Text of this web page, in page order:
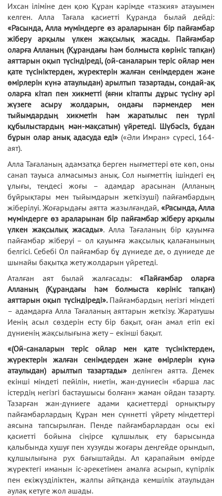
Ихсан іліміне ден қою Құран кәрімде «тазкия» атауымен
келген. Алла Тағала қасиетті Құранда былай дейді:
«Расында, Алла мүміндерге өз араларынан бір пайғамбар
жіберу арқылы үлкен жақсылық жасады. Пайғамбар
оларға Алланың (Құрандағы һәм болмыста көрініс тапқан)
аяттарын оқып түсіндіреді, (ой-саналарын теріс ойлар мен
қате түсініктерден, жүректерін жалған сенімдерден және
өмірлерін күнә атаулыдан) арылтып тазартады, сондай-ақ
оларға кітап пен хикметті (яғни кітапты дұрыс түсіну әрі
жүзеге асыру жолдарын, ондағы пәрмендер мен
тыйымдардың хикметін һәм жаратылыс пен түрлі
құбылыстардың мән-мақсатын) үйретеді. Шүбәсіз, бұдан
бұрын олар анық адасуда еді» («Әли Имран» сүресі, 164-
аят).
Алла Тағаланың адамзатқа берген нығметтері өте көп, оны
санап тауыса алмасымыз анық. Сол нығметтің ішіндегі ең
ұлығы, теңдесі жоғы – адамдар арасынан (Алланың
бұйрықтары мен тыйымдарын жеткізуші) пайғамбардың
жіберілуі. Жоғарыдағы аятта жазылғандай, «Расында, Алла
мүміндерге өз араларынан бір пайғамбар жіберу арқылы
үлкен жақсылық жасады». Алла Тағаланың бір қауымға
пайғамбар жіберуі – ол қауымға жақсылық қалағанының
белгісі. Себебі Ол пайғамбар бұ дүниеде де, о дүниеде де
шынайы бақытқа жету жолдарын үйретеді.
Аталған аят былай жалғасады:«Пайғамбар оларға
Алланың (Құрандағы һәм болмыста көрініс тапқан)
аяттарын оқып түсіндіреді». Пайғамбардың негізгі міндеті
– адамдарға Алла Тағаланың аяттарын жеткізу. Жаратушы
Иенің асыл сөздерін есту бір бақыт, оған амал етіп екі
дүниенің жақсылығына жету – екінші бақыт.
«(Ой-саналарын теріс ойлар мен қате түсініктерден,
жүректерін жалған сенімдерден және өмірлерін күнә
атаулыдан) арылтып тазартады» делінген аятта. Демек
екінші міндеті пейілін, ниетін, жан-дүниесін «барша лас
істердің негізгі бастаушысы болған» жаман ойдан тазарту.
Тазарған жан-дүниеге адами қасиеттерді орнықтыру
пайғамбарлардың Құран мен сүннетті үйрету міндеттері
аясына тапсырылған. Пенде пайғамбарлардан осы екі
қасиетті бойына сіңірсе құлшылық ету барысында
қалыбында хушуғ пен хузуғды жоғары деңгейде орындып,
құлшылығына рух бағыштайды. Ал қарапайым өмірде
жүректегі иманын іс-әрекетімен амалға асырып, күпірлік
пен екіжүзділіктен, жалпы айтқанда кемшілік атаулыдан
аулақ кетуге жол ашады.